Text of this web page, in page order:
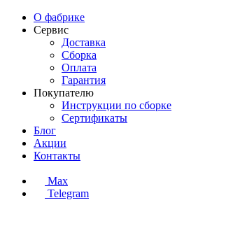
О фабрике
Сервис
Доставка
Сборка
Оплата
Гарантия
Покупателю
Инструкции по сборке
Сертификаты
Блог
Акции
Контакты
Max
Telegram